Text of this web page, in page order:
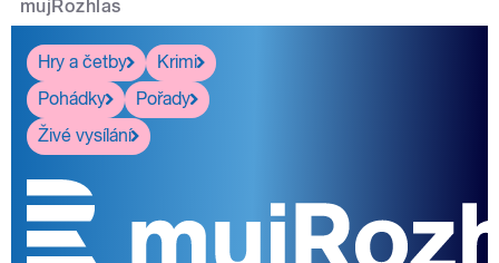
mujRozhlas
Hry a četby
Krimi
Pohádky
Pořady
Živé vysílání